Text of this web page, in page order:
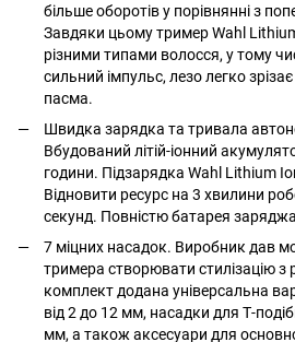
більше оборотів у порівнянні з
Завдяки цьому тример Wahl
різними типами волосся, у тому
сильний імпульс, лезо легко зрізає
пасма.
Швидка зарядка та тривала
Вбудований літій-іонний
години. Підзарядка Wahl Lithium
Відновити ресурс на 3 хвилини
секунд. Повністю батарея
7 міцних насадок. Виробник дав
тримера створювати стилізацію
комплект додана універсальна
від 2 до 12 мм, насадки для Т-
мм, а також аксесуари для